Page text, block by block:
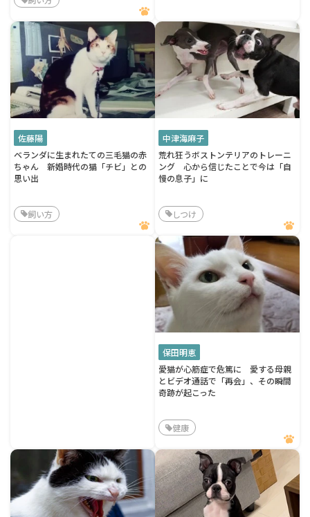
佐藤陽
ベランダに生まれたての三毛猫の赤
ちゃん 新婚時代の猫「チビ」との
思い出
飼い方
中津海麻子
荒れ狂うボストンテリアのトレーニ
ング 心から信じたことで今は「自
慢の息子」に
しつけ
保田明恵
愛猫が心筋症で危篤に 愛する母親
とビデオ通話で「再会」、その瞬間
奇跡が起こった
健康